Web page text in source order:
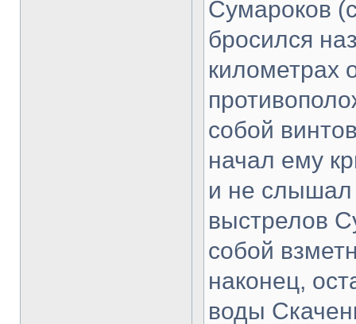
Сумароков
бросился
километрах
собой
начал ему
и не слышал
выстрелов
собой
наконец,
воды